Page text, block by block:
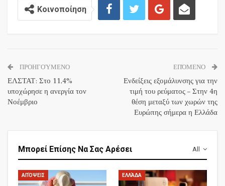
Κοινοποίηση
ΠΡΟΗΓΟΎΜΕΝΟ
ΕΛΣΤΑΤ: Στο 11,4%
υποχώρησε η ανεργία τον
Νοέμβριο
ΕΠΌΜΕΝΟ
Ενδείξεις εξομάλυνσης για την
τιμή του ρεύματος – Στην 4η
θέση μεταξύ των χωρών της
Ευρώπης σήμερα η Ελλάδα
All
Μπορεί Επίσης Να Σας Αρέσει
ΑΠΌΨΕΙΣ ΕΛΛΆΔΑ